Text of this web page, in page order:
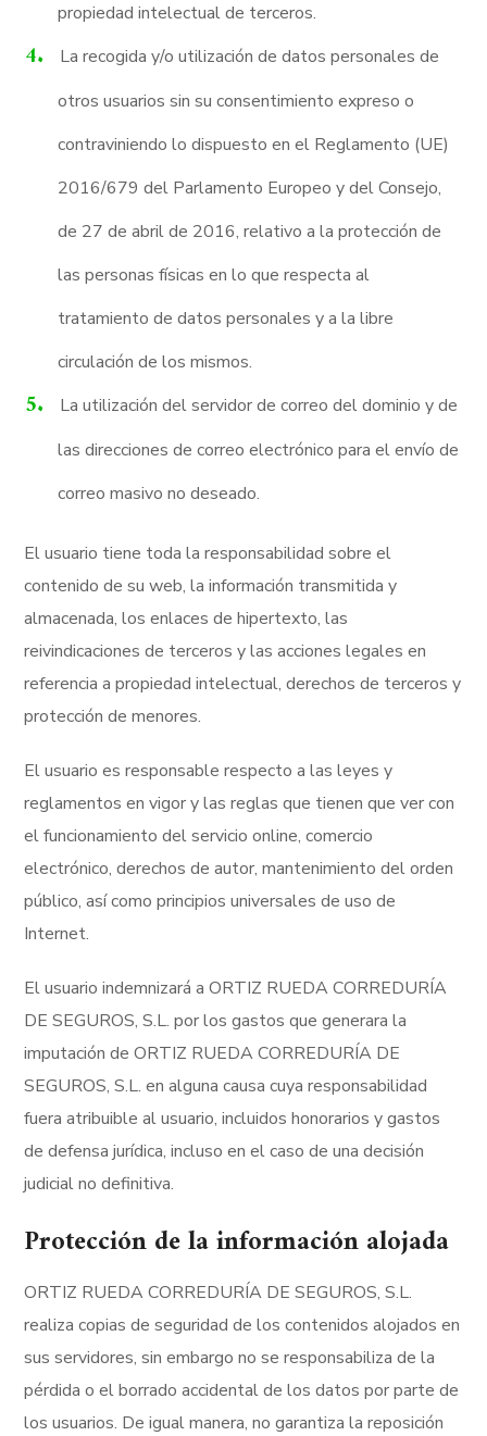
propiedad intelectual de terceros.
La recogida y/o utilización de datos personales de
otros usuarios sin su consentimiento expreso o
contraviniendo lo dispuesto en el Reglamento (UE)
2016/679 del Parlamento Europeo y del Consejo,
de 27 de abril de 2016, relativo a la protección de
las personas físicas en lo que respecta al
tratamiento de datos personales y a la libre
circulación de los mismos.
La utilización del servidor de correo del dominio y de
las direcciones de correo electrónico para el envío de
correo masivo no deseado.
El usuario tiene toda la responsabilidad sobre el
contenido de su web, la información transmitida y
almacenada, los enlaces de hipertexto, las
reivindicaciones de terceros y las acciones legales en
referencia a propiedad intelectual, derechos de terceros y
protección de menores.
El usuario es responsable respecto a las leyes y
reglamentos en vigor y las reglas que tienen que ver con
el funcionamiento del servicio online, comercio
electrónico, derechos de autor, mantenimiento del orden
público, así como principios universales de uso de
Internet.
El usuario indemnizará a ORTIZ RUEDA CORREDURÍA
DE SEGUROS, S.L. por los gastos que generara la
imputación de ORTIZ RUEDA CORREDURÍA DE
SEGUROS, S.L. en alguna causa cuya responsabilidad
fuera atribuible al usuario, incluidos honorarios y gastos
de defensa jurídica, incluso en el caso de una decisión
judicial no definitiva.
Protección de la información alojada
ORTIZ RUEDA CORREDURÍA DE SEGUROS, S.L.
realiza copias de seguridad de los contenidos alojados en
sus servidores, sin embargo no se responsabiliza de la
pérdida o el borrado accidental de los datos por parte de
los usuarios. De igual manera, no garantiza la reposición